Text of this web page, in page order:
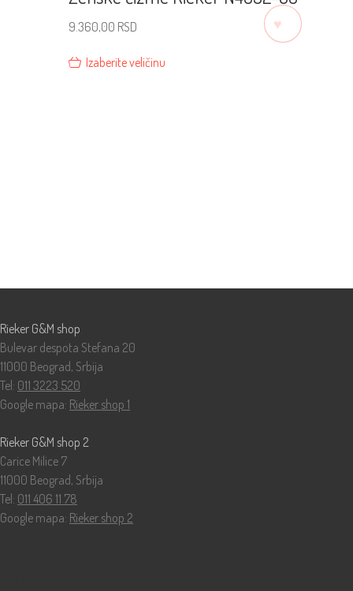
9.360,00 RSD
Izaberite veličinu
Rieker G&M shop
Bulevar despota Stefana 20
11000 Beograd, Srbija
Tel: 011 3223 520
Google mapa: Rieker shop 1
Rieker G&M shop 2
Carice Milice 7
11000 Beograd, Srbija
Tel: 011 406 11 78
Google mapa: Rieker shop 2